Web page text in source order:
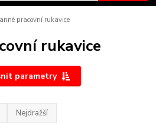
pracovní rukavice
rukavice
parametry
Nejdražší